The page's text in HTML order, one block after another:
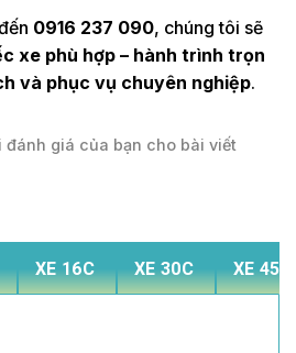
0916 237 090, chúng tôi sẽ
xe phù hợp – hành trình trọn
và phục vụ chuyên nghiệp.
đánh giá của bạn cho bài viết
XE 16C XE 30C XE 45C